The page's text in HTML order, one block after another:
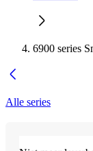
6900 series
Alle series